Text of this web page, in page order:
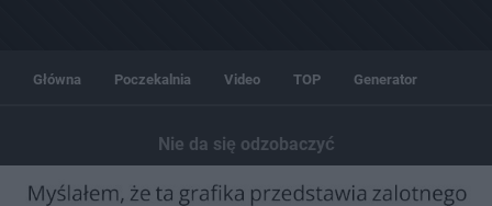
Główna Poczekalnia Video TOP Generator
Nie da się odzobaczyć